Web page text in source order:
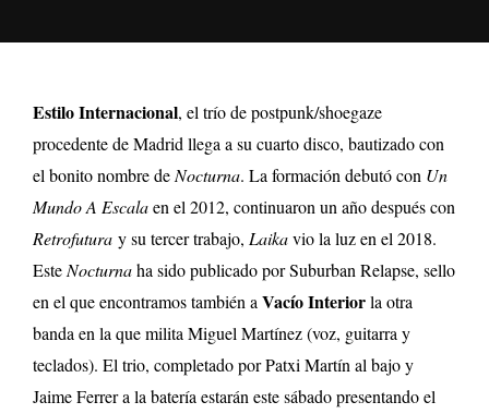
Estilo Internacional, el trío de postpunk/shoegaze
procedente de Madrid llega a su cuarto disco, bautizado con
el bonito nombre de Nocturna. La formación debutó con Un
Mundo A Escalaen el 2012, continuaron un año después con
Retrofutura y su tercer trabajo, Laikavio la luz en el 2018.
Este Nocturnaha sido publicado por Suburban Relapse, sello
en el que encontramos también a Vacío Interiorla otra
banda en la que milita Miguel Martínez (voz, guitarra y
teclados). El trio, completado por Patxi Martín al bajo y
Jaime Ferrer a la batería estarán este sábado presentando el